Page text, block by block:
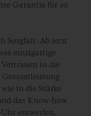
Garantie für 10
Sorgfalt. Ab jetzt
einzigartige
in die
in die Stärke
das Know-how
entwerfen,